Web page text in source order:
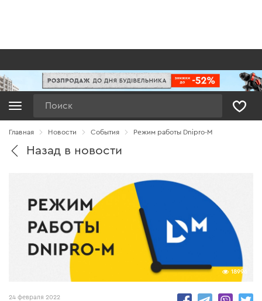
Главная Новости Cобытия Режим работы Dnipro-M
Назад в новости
18996
24 февраля 2022